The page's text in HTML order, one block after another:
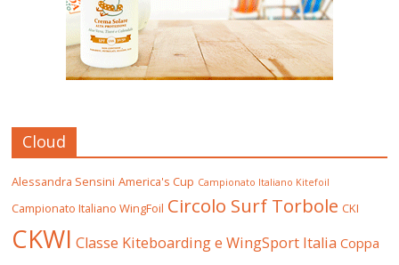
Cloud
Alessandra Sensini America's Cup Campionato Italiano Kitefoil
Campionato Italiano WingFoil Circolo Surf Torbole CKI
CKWI Classe Kiteboarding e WingSport Italia Coppa